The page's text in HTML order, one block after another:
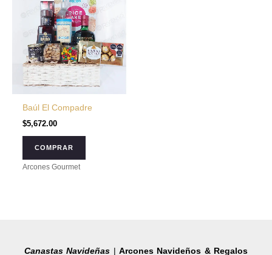
Baúl El Compadre
$5,672.00
COMPRAR
Arcones Gourmet
Canastas Navideñas |Arcones Navideños & Regalos